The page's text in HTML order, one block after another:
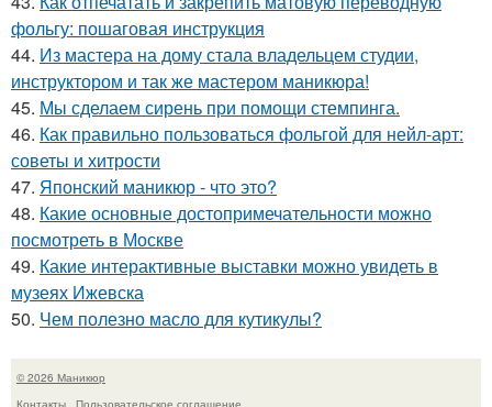
фольгу: пошаговая инструкция
44. Из мастера на дому стала владельцем студии,
инструктором и так же мастером маникюра!
45. Мы сделаем сирень при помощи стемпинга.
46. Как правильно пользоваться фольгой для нейл-арт:
советы и хитрости
47. Японский маникюр - что это?
48. Какие основные достопримечательности можно
посмотреть в Москве
49. Какие интерактивные выставки можно увидеть в
музеях Ижевска
50. Чем полезно масло для кутикулы?
© 2026 Маникюр
Контакты
Пользовательское соглашение